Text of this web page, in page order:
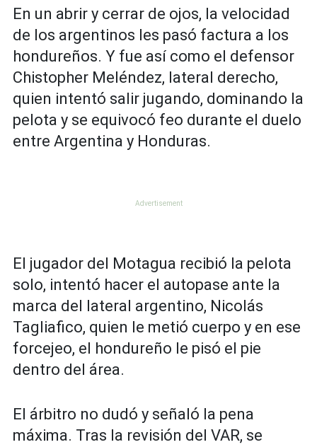
En un abrir y cerrar de ojos, la velocidad
de los argentinos les pasó factura a los
hondureños. Y fue así como el defensor
Chistopher Meléndez, lateral derecho,
quien intentó salir jugando, dominando la
pelota y se equivocó feo durante el duelo
entre Argentina y Honduras.
El jugador del Motagua recibió la pelota
solo, intentó hacer el autopase ante la
marca del lateral argentino, Nicolás
Tagliafico, quien le metió cuerpo y en ese
forcejeo, el hondureño le pisó el pie
dentro del área.
El árbitro no dudó y señaló la pena
máxima. Tras la revisión del VAR, se